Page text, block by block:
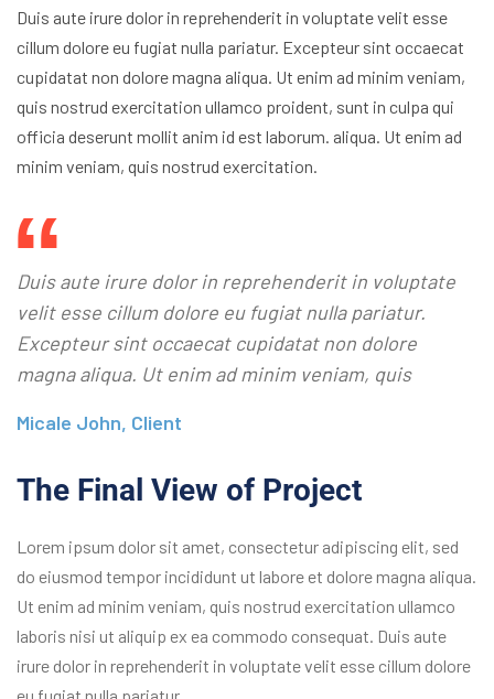
Duis aute irure dolor in reprehenderit in voluptate velit esse
cillum dolore eu fugiat nulla pariatur. Excepteur sint occaecat
cupidatat non dolore magna aliqua. Ut enim ad minim veniam,
quis nostrud exercitation ullamco proident, sunt in culpa qui
officia deserunt mollit anim id est laborum. aliqua. Ut enim ad
minim veniam, quis nostrud exercitation.
Duis aute irure dolor in reprehenderit in voluptate
velit esse cillum dolore eu fugiat nulla pariatur.
Excepteur sint occaecat cupidatat non dolore
magna aliqua. Ut enim ad minim veniam, quis
Micale John, Client
The Final View of Project
Lorem ipsum dolor sit amet, consectetur adipiscing elit, sed
do eiusmod tempor incididunt ut labore et dolore magna aliqua.
Ut enim ad minim veniam, quis nostrud exercitation ullamco
laboris nisi ut aliquip ex ea commodo consequat. Duis aute
irure dolor in reprehenderit in voluptate velit esse cillum dolore